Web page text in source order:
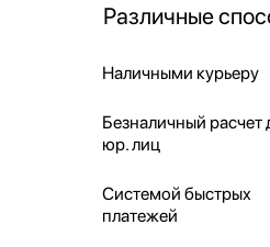
Различные
Наличными курьеру
Безналичный расчет
юр. лиц
Системой быстрых
платежей